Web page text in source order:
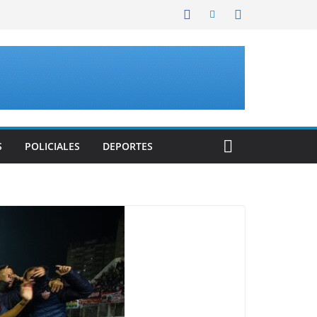
POLICIALES DEPORTES